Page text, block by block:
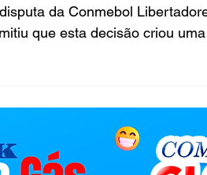
da Conmebol
que esta decisão criou